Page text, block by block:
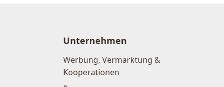
Unternehmen
Werbung, Vermarktung &
Kooperationen